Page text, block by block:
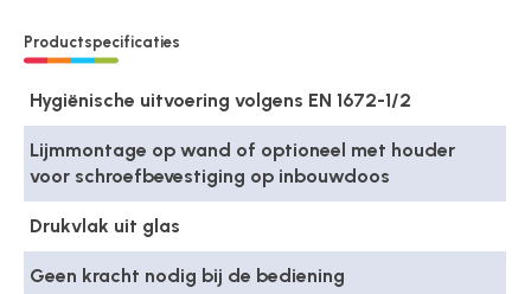
Productspecificaties
Hygiënische uitvoering volgens EN 1672-1/2
Lijmmontage op wand of optioneel met houder
voor schroefbevestiging op inbouwdoos
Drukvlak uit glas
Geen kracht nodig bij de bediening